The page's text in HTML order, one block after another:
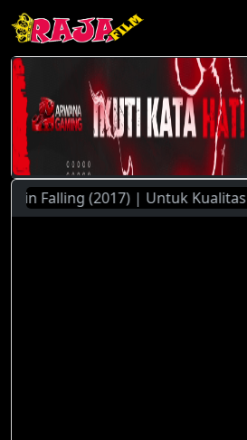
Falling (2017) | Untuk Kualitas